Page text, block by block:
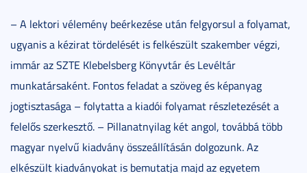
– A lektori vélemény beérkezése után felgyorsul a folyamat,
ugyanis a kézirat tördelését is felkészült szakember végzi,
immár az SZTE Klebelsberg Könyvtár és Levéltár
munkatársaként. Fontos feladat a szöveg és képanyag
jogtisztasága – folytatta a kiadói folyamat részletezését a
felelős szerkesztő. – Pillanatnyilag két angol, továbbá több
magyar nyelvű kiadvány összeállításán dolgozunk. Az
elkészült kiadványokat is bemutatja majd az egyetem